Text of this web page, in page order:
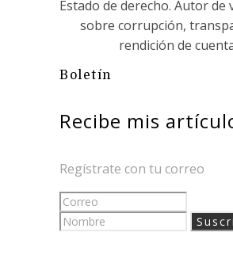
Estado de derecho. Autor de
sobre corrupción,
rendición de
Boletín
Recibe mis
Regístrate con tu correo